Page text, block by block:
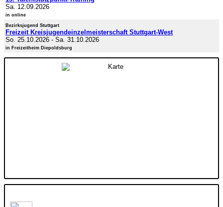
Sa. 12.09.2026
in online
Bezirksjugend Stuttgart
Freizeit Kreisjugendeinzelmeisterschaft Stuttgart-West
So. 25.10.2026 - Sa. 31.10.2026
in Freizeitheim Diepoldsburg